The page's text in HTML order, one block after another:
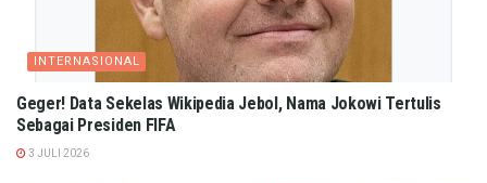
INTERNASIONAL
Geger! Data Sekelas Wikipedia Jebol, Nama Jokowi Tertulis
Sebagai Presiden FIFA
3 JULI 2026